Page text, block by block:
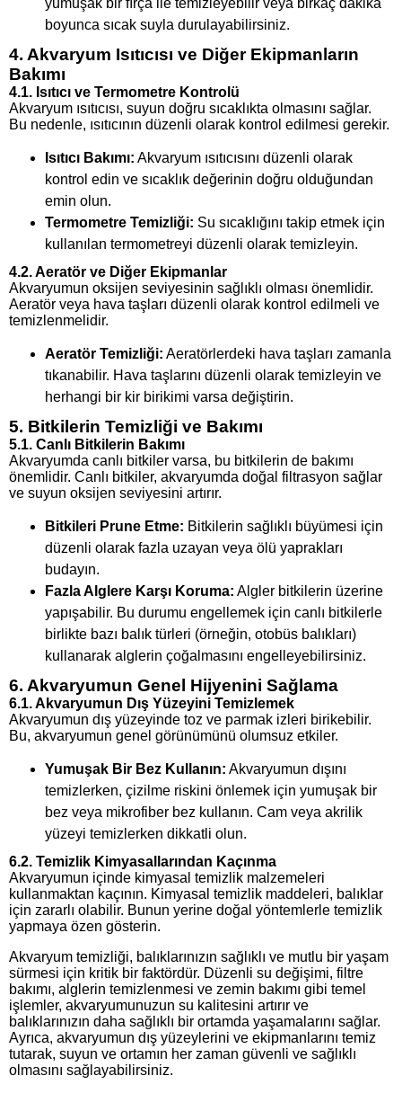
boyunca sıcak suyla durulayabilirsiniz.
4. Akvaryum Isıtıcısı ve Diğer Ekipmanların
Bakımı
4.1. Isıtıcı ve Termometre Kontrolü
Akvaryum ısıtıcısı, suyun doğru sıcaklıkta olmasını sağlar.
Bu nedenle, ısıtıcının düzenli olarak kontrol edilmesi gerekir.
Isıtıcı Bakımı: Akvaryum ısıtıcısını düzenli olarak
kontrol edin ve sıcaklık değerinin doğru olduğundan
emin olun.
Termometre Temizliği: Su sıcaklığını takip etmek için
kullanılan termometreyi düzenli olarak temizleyin.
4.2. Aeratör ve Diğer Ekipmanlar
Akvaryumun oksijen seviyesinin sağlıklı olması önemlidir.
Aeratör veya hava taşları düzenli olarak kontrol edilmeli ve
temizlenmelidir.
Aeratör Temizliği: Aeratörlerdeki hava taşları zamanla
tıkanabilir. Hava taşlarını düzenli olarak temizleyin ve
herhangi bir kir birikimi varsa değiştirin.
5. Bitkilerin Temizliği ve Bakımı
5.1. Canlı Bitkilerin Bakımı
Akvaryumda canlı bitkiler varsa, bu bitkilerin de bakımı
önemlidir. Canlı bitkiler, akvaryumda doğal filtrasyon sağlar
ve suyun oksijen seviyesini artırır.
Bitkileri Prune Etme: Bitkilerin sağlıklı büyümesi için
düzenli olarak fazla uzayan veya ölü yaprakları
budayın.
Fazla Alglere Karşı Koruma: Algler bitkilerin üzerine
yapışabilir. Bu durumu engellemek için canlı bitkilerle
birlikte bazı balık türleri (örneğin, otobüs balıkları)
kullanarak alglerin çoğalmasını engelleyebilirsiniz.
6. Akvaryumun Genel Hijyenini Sağlama
6.1. Akvaryumun Dış Yüzeyini Temizlemek
Akvaryumun dış yüzeyinde toz ve parmak izleri birikebilir.
Bu, akvaryumun genel görünümünü olumsuz etkiler.
Yumuşak Bir Bez Kullanın: Akvaryumun dışını
temizlerken, çizilme riskini önlemek için yumuşak bir
bez veya mikrofiber bez kullanın. Cam veya akrilik
yüzeyi temizlerken dikkatli olun.
6.2. Temizlik Kimyasallarından Kaçınma
Akvaryumun içinde kimyasal temizlik malzemeleri
kullanmaktan kaçının. Kimyasal temizlik maddeleri, balıklar
için zararlı olabilir. Bunun yerine doğal yöntemlerle temizlik
yapmaya özen gösterin.
Akvaryum temizliği, balıklarınızın sağlıklı ve mutlu bir yaşam
sürmesi için kritik bir faktördür. Düzenli su değişimi, filtre
bakımı, alglerin temizlenmesi ve zemin bakımı gibi temel
işlemler, akvaryumunuzun su kalitesini artırır ve
balıklarınızın daha sağlıklı bir ortamda yaşamalarını sağlar.
Ayrıca, akvaryumun dış yüzeylerini ve ekipmanlarını temiz
tutarak, suyun ve ortamın her zaman güvenli ve sağlıklı
olmasını sağlayabilirsiniz.